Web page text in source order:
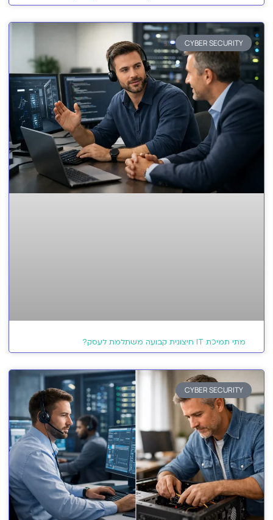
CYBER SECURITY
מתי תמיכת IT חיצונית קבועה משתלמת לעסק?
CYBER SECURITY